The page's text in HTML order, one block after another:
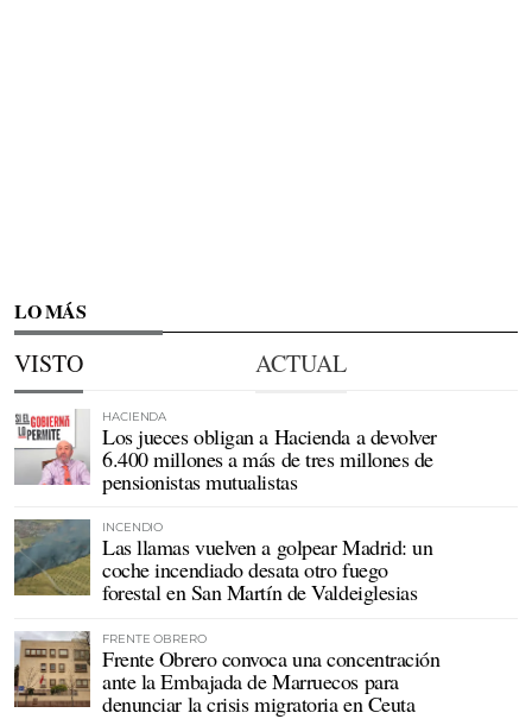
LO MÁS
VISTO ACTUAL
HACIENDA
Los jueces obligan a Hacienda a devolver
6.400 millones a más de tres millones de
pensionistas mutualistas
INCENDIO
Las llamas vuelven a golpear Madrid: un
coche incendiado desata otro fuego
forestal en San Martín de Valdeiglesias
FRENTE OBRERO
Frente Obrero convoca una concentración
ante la Embajada de Marruecos para
denunciar la crisis migratoria en Ceuta